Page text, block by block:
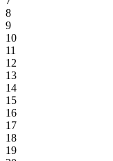
8
9
10
11
12
13
14
15
16
17
18
19